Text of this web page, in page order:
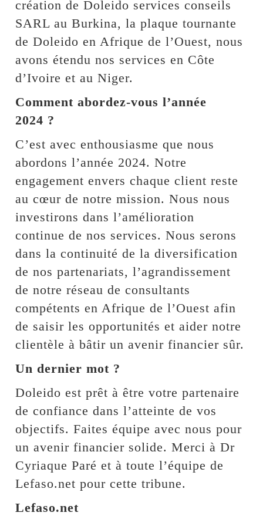
création de Doleido services conseils
SARL au Burkina, la plaque tournante
de Doleido en Afrique de l’Ouest, nous
avons étendu nos services en Côte
d’Ivoire et au Niger.
Comment abordez-vous l’année
2024 ?
C’est avec enthousiasme que nous
abordons l’année 2024. Notre
engagement envers chaque client reste
au cœur de notre mission. Nous nous
investirons dans l’amélioration
continue de nos services. Nous serons
dans la continuité de la diversification
de nos partenariats, l’agrandissement
de notre réseau de consultants
compétents en Afrique de l’Ouest afin
de saisir les opportunités et aider notre
clientèle à bâtir un avenir financier sûr.
Un dernier mot ?
Doleido est prêt à être votre partenaire
de confiance dans l’atteinte de vos
objectifs. Faites équipe avec nous pour
un avenir financier solide. Merci à Dr
Cyriaque Paré et à toute l’équipe de
Lefaso.net pour cette tribune.
Lefaso.net